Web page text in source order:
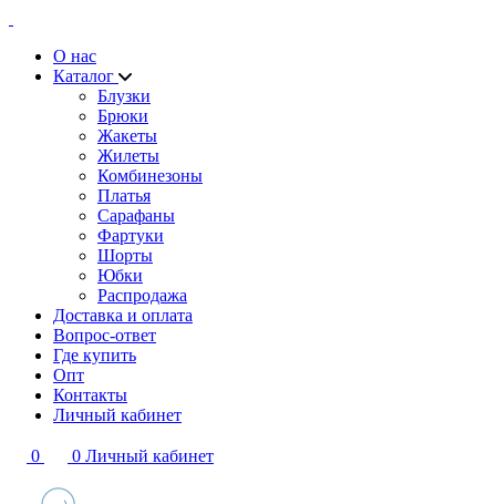
О нас
Каталог
Блузки
Брюки
Жакеты
Жилеты
Комбинезоны
Платья
Сарафаны
Фартуки
Шорты
Юбки
Распродажа
Доставка и оплата
Вопрос-ответ
Где купить
Опт
Контакты
Личный кабинет
0 0 Личный кабинет